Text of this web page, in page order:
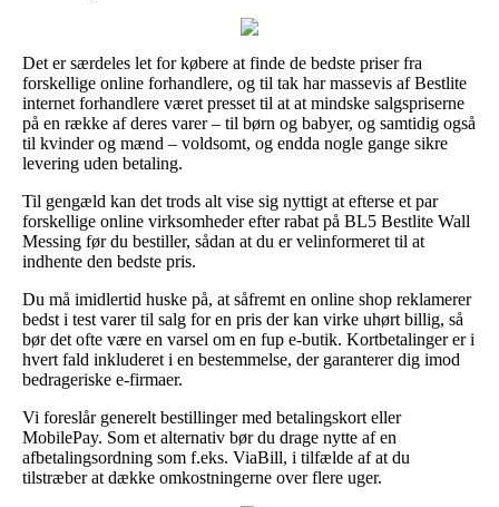
Det er særdeles let for købere at finde de bedste priser fra
forskellige online forhandlere, og til tak har massevis af Bestlite
internet forhandlere været presset til at at mindske salgspriserne
på en række af deres varer – til børn og babyer, og samtidig også
til kvinder og mænd – voldsomt, og endda nogle gange sikre
levering uden betaling.
Til gengæld kan det trods alt vise sig nyttigt at efterse et par
forskellige online virksomheder efter rabat på BL5 Bestlite Wall
Messing før du bestiller, sådan at du er velinformeret til at
indhente den bedste pris.
Du må imidlertid huske på, at såfremt en online shop reklamerer
bedst i test varer til salg for en pris der kan virke uhørt billig, så
bør det ofte være en varsel om en fup e-butik. Kortbetalinger er i
hvert fald inkluderet i en bestemmelse, der garanterer dig imod
bedrageriske e-firmaer.
Vi foreslår generelt bestillinger med betalingskort eller
MobilePay. Som et alternativ bør du drage nytte af en
afbetalingsordning som f.eks. ViaBill, i tilfælde af at du
tilstræber at dække omkostningerne over flere uger.